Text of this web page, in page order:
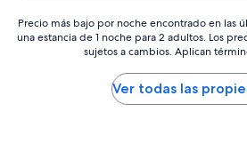
a
d
c
i
Precio
más
Precio más bajo por noche encontrado en las
una estancia de 1 noche para 2 adultos. Los
sujetos a cambios. Aplican
Ver todas las